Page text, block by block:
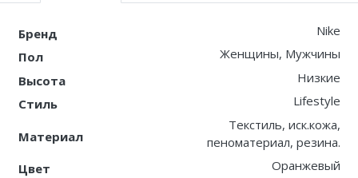
Бренд
Nike
Пол
Женщины, Мужчины
Высота
Низкие
Стиль
Lifestyle
Материал
Текстиль, иск.кожа,
пеноматериал, резина.
Цвет
Оранжевый